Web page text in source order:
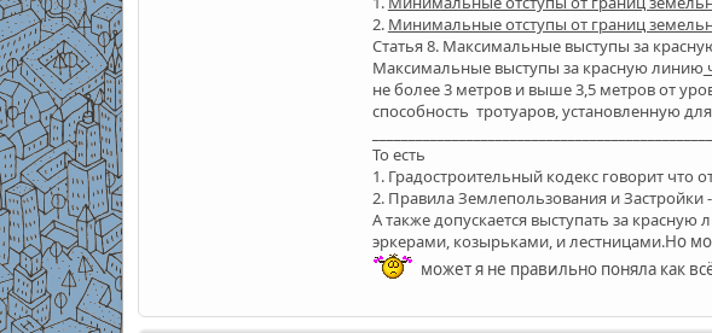
2. Минимальные отступы от границ
Статья 8. Максимальные выступы за
Максимальные выступы за красную линию
не более 3 метров и выше 3,5 метров от
способность тротуаров, установленную
То есть
1. Градостроительный кодекс говорит что
2. Правила Землепользования и Застройки
А также допускается выступать за
эркерами, козырьками, и лестницами.Но
может я не правильно поняла как